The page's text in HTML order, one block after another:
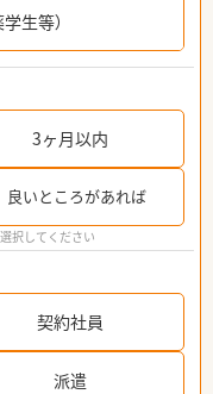
生等）
3ヶ月以内
良いところがあれば
択してください
契約社員
派遣